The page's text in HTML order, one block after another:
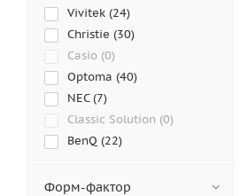
Vivitek (24)
Christie (30)
Casio (0)
Optoma (40)
NEC (7)
Classic Solution (0)
BenQ (22)
LG (5)
Форм-фактор